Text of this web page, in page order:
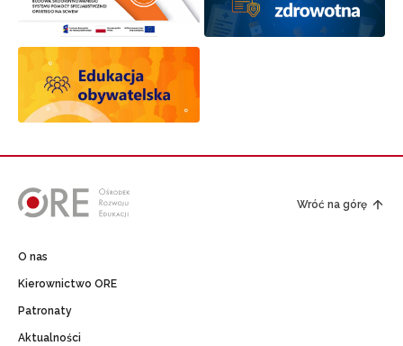
Wróć na górę
O nas
Kierownictwo ORE
Patronaty
Aktualności